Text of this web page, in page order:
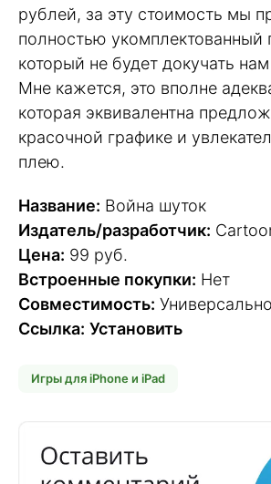
рублей, за эту стоимость мы
полностью укомплектованный
который не будет докучать
Мне кажется, это вполне
которая эквивалентна
красочной графике и
плею.
Название: Война шуток
Издатель/разработчик:
Цена: 99 руб.
Встроенные покупки: Нет
Совместимость:
Ссылка: Установить
Игры для iPhone и iPad